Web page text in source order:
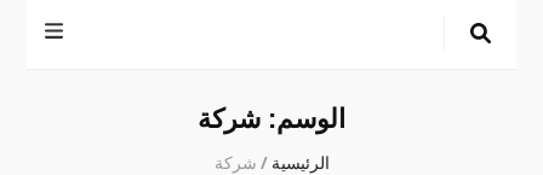
الوسم: شركة
الرئيسية / شركة